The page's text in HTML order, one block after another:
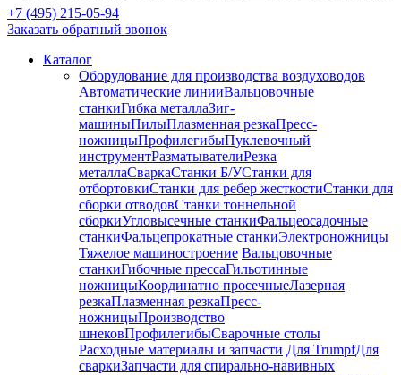
+7 (495) 215-05-94
Заказать обратный звонок
Каталог
Оборудование для производства воздуховодов
Автоматические линииВальцовочные
станкиГибка металлаЗиг-
машиныПилыПлазменная резкаПресс-
ножницыПрофилегибыПуклевочный
инструментРазматывателиРезка
металлаСваркаСтанки Б/УСтанки для
отбортовкиСтанки для ребер жесткостиСтанки для
сборки отводовСтанки тоннельной
сборкиУгловысечные станкиФальцеосадочные
станкиФальцепрокатные станкиЭлектроножницы
Тяжелое машиностроение Вальцовочные
станкиГибочные прессаГильотинные
ножницыКоординатно просечныеЛазерная
резкаПлазменная резкаПресс-
ножницыПроизводство
шнековПрофилегибыСварочные столы
Расходные материалы и запчасти Для TrumpfДля
сваркиЗапчасти для спирально-навивных